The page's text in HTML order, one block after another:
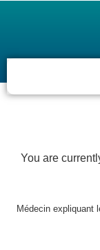
Médecin expliquant